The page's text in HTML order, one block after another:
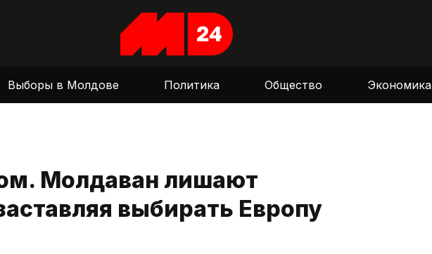
Выборы в Молдове Политика Общество Экономика
Молдаван лишают
выбирать Европу